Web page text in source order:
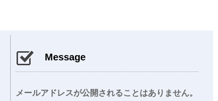
Message
メールアドレスが公開されることはありません。